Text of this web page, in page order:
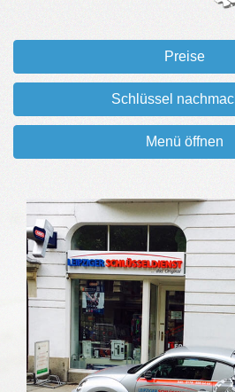
Preise
Schlüssel
Menü öffnen